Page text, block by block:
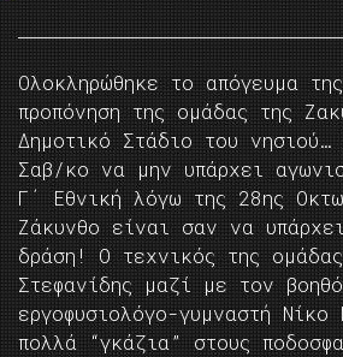
Ολοκληρώθηκε το απόγευμα
προπόνηση της ομάδας της
Δημοτικό Στάδιο του νησιού…
Σαβ/κο να μην υπάρχει
Γ΄ Εθνική λόγω της 28ης
Ζάκυνθο είναι σαν να
δράση! Ο τεχνικός της
Στεφανίδης μαζί με τον
εργοφυσιολόγο-γυμναστή Νίκο
πολλά “γκάζια” στους